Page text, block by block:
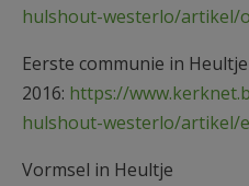
hulshout-westerlo/artikel/
Eerste communie in Heultje
2016: https://
hulshout-westerlo/artikel/
Vormsel in Heultje